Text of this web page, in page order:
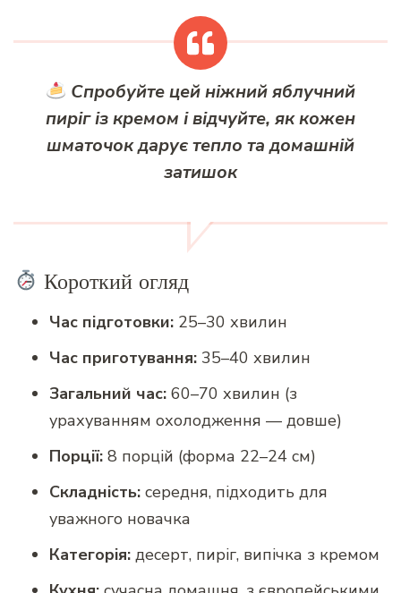
Спробуйте цей ніжний яблучний
пиріг із кремом і відчуйте, як кожен
шматочок дарує тепло та домашній
затишок
Короткий огляд
Час підготовки: 25–30 хвилин
Час приготування: 35–40 хвилин
Загальний час: 60–70 хвилин (з
урахуванням охолодження — довше)
Порції: 8 порцій (форма 22–24 см)
Складність: середня, підходить для
уважного новачка
Категорія: десерт, пиріг, випічка з кремом